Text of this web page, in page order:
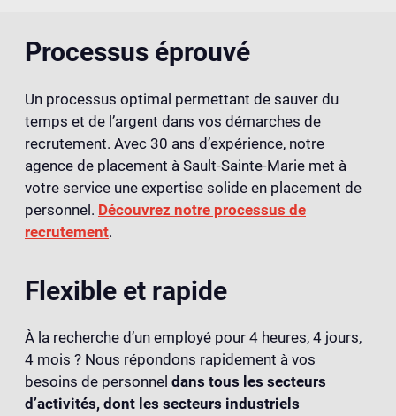
Processus éprouvé
Un processus optimal permettant de sauver du
temps et de l’argent dans vos démarches de
recrutement. Avec 30 ans d’expérience, notre
agence de placement à Sault-Sainte-Marie met à
votre service une expertise solide en placement de
personnel. Découvrez notre processus de
recrutement.
Flexible et rapide
À la recherche d’un employé pour 4 heures, 4 jours,
4 mois ? Nous répondons rapidement à vos
besoins de personnel dans tous les secteurs
d’activités, dont les secteurs industriels